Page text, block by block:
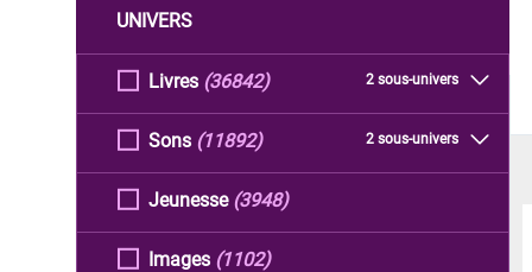
UNIVERS
Livres 2 sous-univers
(36842)
Sons 2 sous-univers
(11892)
Jeunesse (3948)
Images (1102)